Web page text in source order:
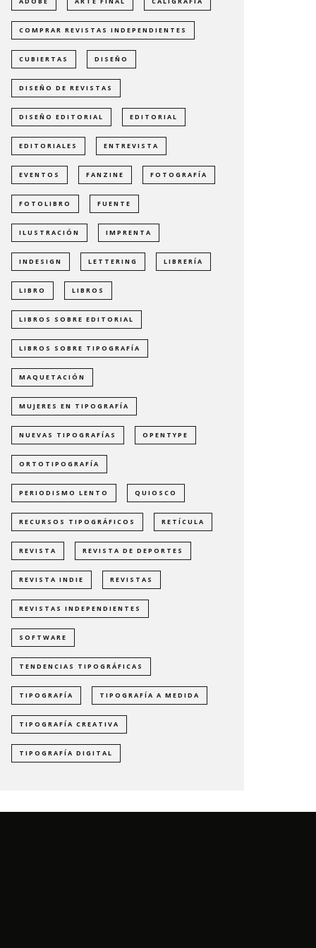
COMPRAR REVISTAS INDEPENDIENTES
CUBIERTAS DISEÑO
DISEÑO DE REVISTAS
DISEÑO EDITORIAL EDITORIAL
EDITORIALES ENTREVISTA
EVENTOS FANZINE FOTOGRAFÍA
FOTOLIBRO FUENTE
ILUSTRACIÓN IMPRENTA
INDESIGN LETTERING LIBRERÍA
LIBRO LIBROS
LIBROS SOBRE EDITORIAL
LIBROS SOBRE TIPOGRAFÍA
MAQUETACIÓN
MUJERES EN TIPOGRAFÍA
NUEVAS TIPOGRAFÍAS OPENTYPE
ORTOTIPOGRAFÍA
PERIODISMO LENTO QUIOSCO
RECURSOS TIPOGRÁFICOS RETÍCULA
REVISTA REVISTA DE DEPORTES
REVISTA INDIE REVISTAS
REVISTAS INDEPENDIENTES
SOFTWARE
TENDENCIAS TIPOGRÁFICAS
TIPOGRAFÍA TIPOGRAFÍA A MEDIDA
TIPOGRAFÍA CREATIVA
TIPOGRAFÍA DIGITAL